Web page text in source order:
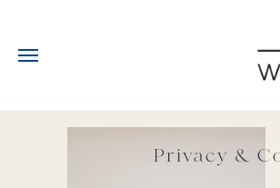
Privacy &